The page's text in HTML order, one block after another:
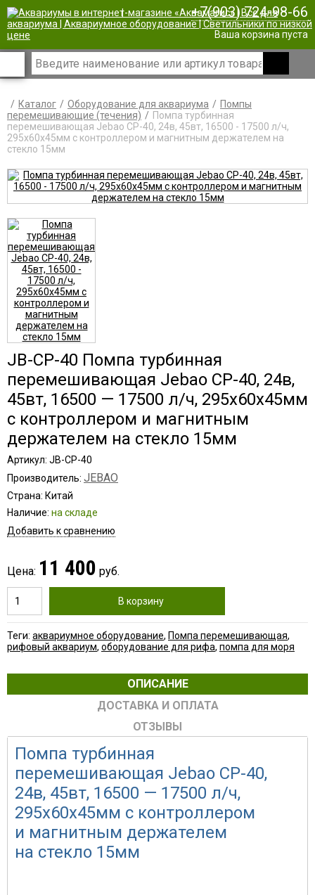
| +7(903) 724-98-66
Ваша корзина пуста
Каталог Оборудование для аквариума
Помпы
перемешивающие (течения)
Помпа турбинная
перемешивающая Jebao CP-40, 24в, 45вт, 16500 - 17500 л/ч,
295х60х45мм с контроллером и магнитным держателем на
стекло 15мм
JB-CP-40 Помпа турбинная
перемешивающая Jebao CP-40, 24в,
45вт, 16500 — 17500 л/ч, 295х60х45мм
с контроллером и магнитным
держателем на стекло 15мм
Артикул: JB-CP-40
Производитель: JEBAO
Страна: Китай
Наличие: на складе
Добавить к сравнению
Цена: 11 400 руб.
В корзину
Теги: аквариумное оборудование, Помпа перемешивающая,
рифовый аквариум, оборудование для рифа, помпа для моря
ОПИСАНИЕ
ДОСТАВКА И ОПЛАТА
ОТЗЫВЫ
Помпа турбинная
перемешивающая Jebao CP-40,
24в, 45вт, 16500 — 17500 л/ч,
295х60х45мм с контроллером
и магнитным держателем
на стекло 15мм